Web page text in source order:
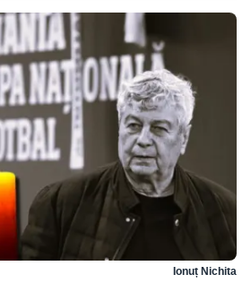
Ionuț Nichita